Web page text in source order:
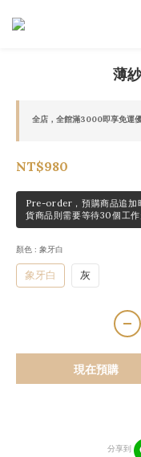
薄
全店，全館滿3000即享免運
NT$980
Pre-order，預購商品追加
貨商品則需要等待30個工作
顏色 : 象牙白
象牙白 灰
現在預購
分享到